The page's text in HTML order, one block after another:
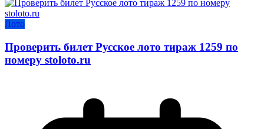
Лото
Проверить билет Русское лото тираж 1259 по
номеру stoloto.ru